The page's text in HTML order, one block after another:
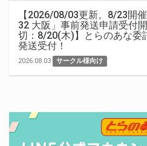
【2026/08/03更新。8/23開
32 大阪」事前発送申請受付
切：8/20(木)】とらのあな委
発送受付！
2026.08.03 サークル様向け